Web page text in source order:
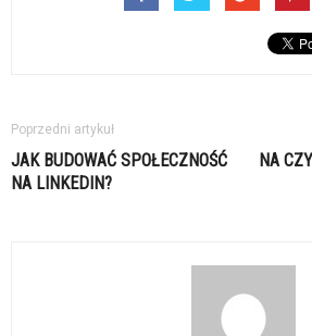
Poprzedni artykuł
JAK BUDOWAĆ SPOŁECZNOŚĆ
NA LINKEDIN?
NA